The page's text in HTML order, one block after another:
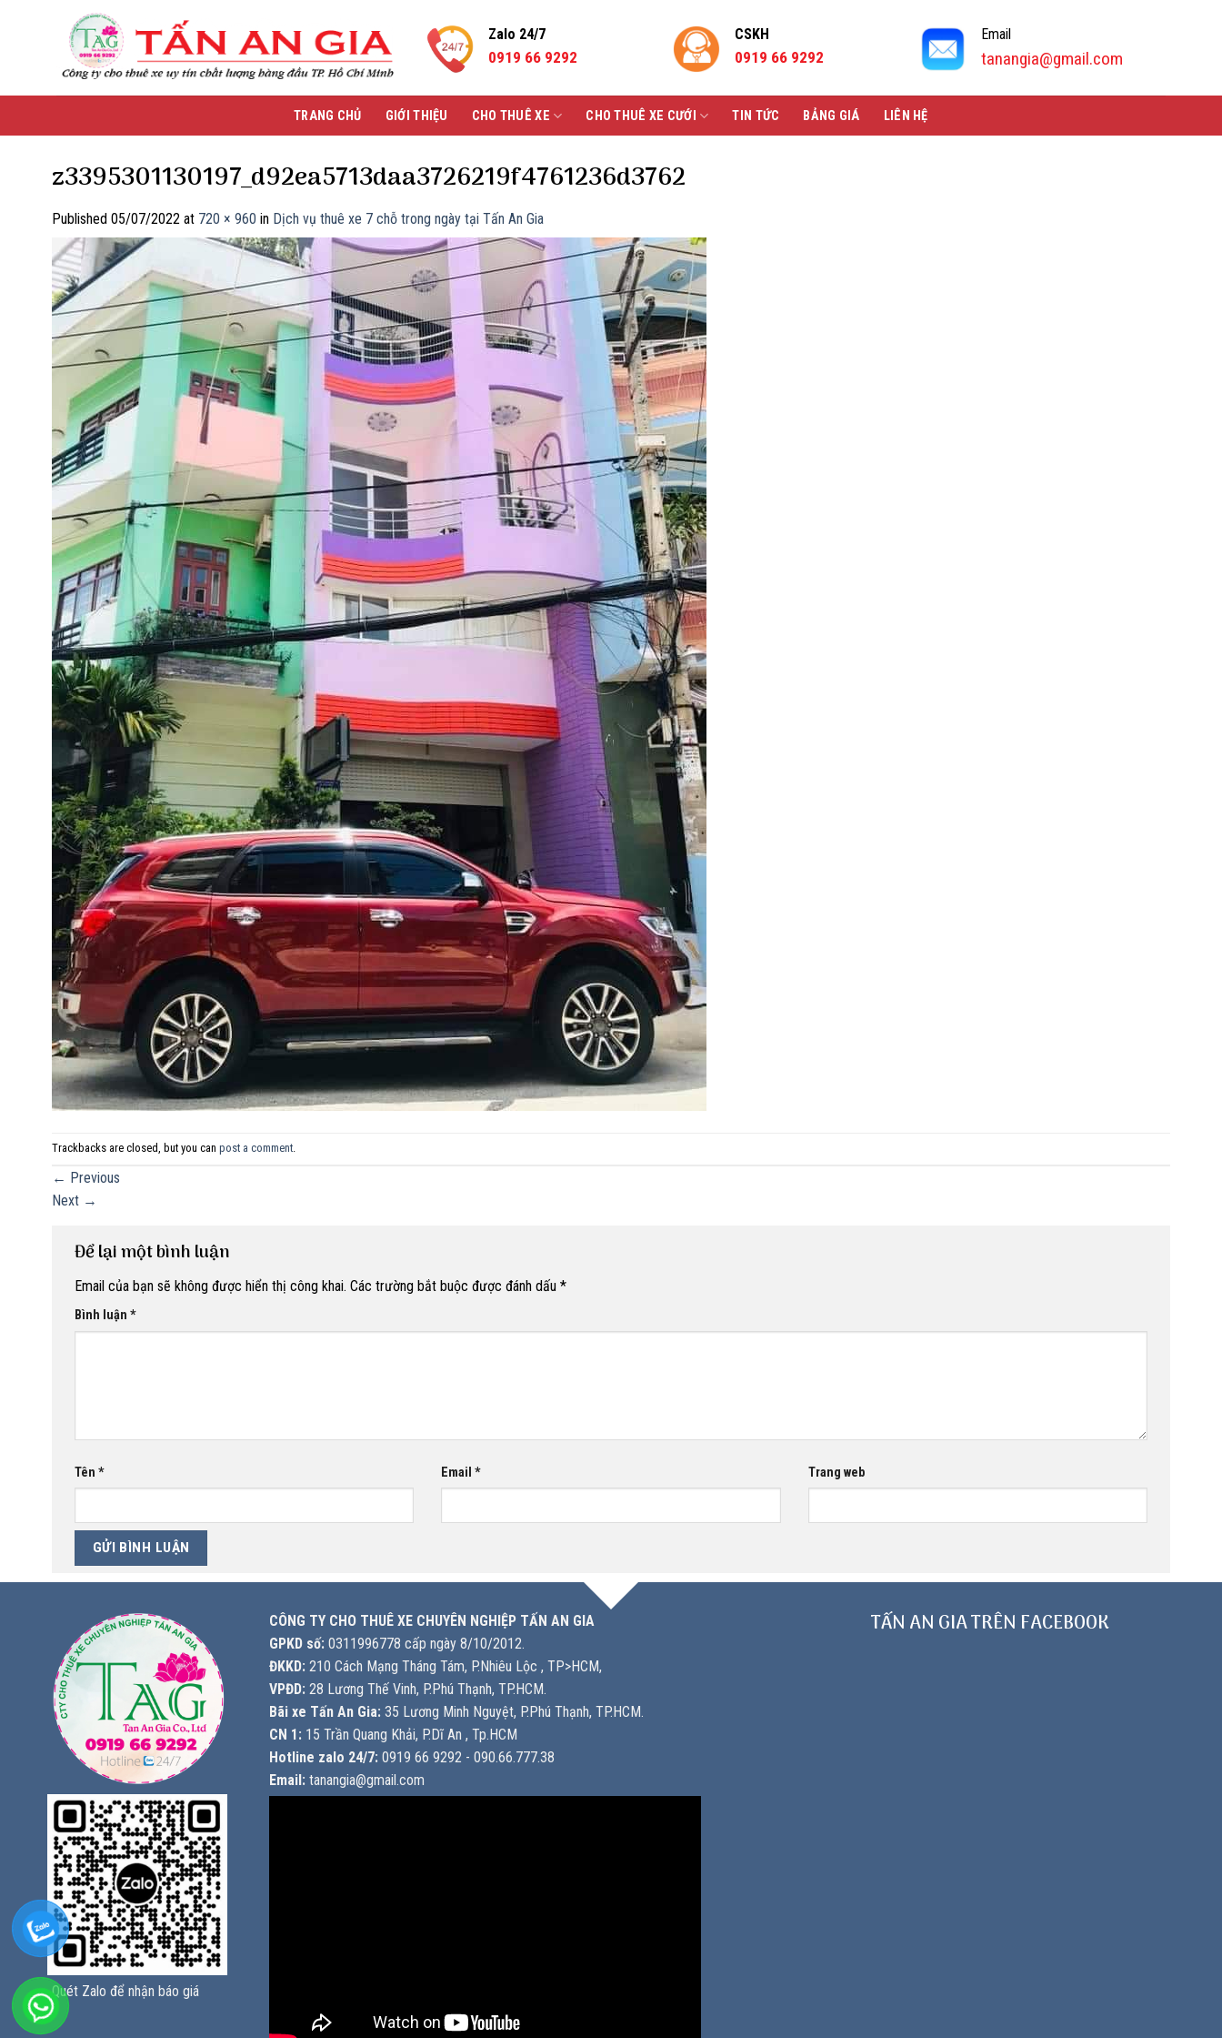
Zalo 24/7
0919 66 9292
CSKH
0919 66 9292
Email
tanangia@gmail.com
TRANG CHỦ GIỚI THIỆU CHO THUÊ XE CHO THUÊ XE CƯỚI TIN TỨC BẢNG GIÁ LIÊN HỆ
z3395301130197_d92ea5713daa3726219f4761236d3762
Published 05/07/2022 at 720 × 960 in Dịch vụ thuê xe 7 chỗ trong ngày tại Tấn An Gia
Trackbacks are closed, but you can post a comment
← Previous
Next →
Để lại một bình luận
Email của bạn sẽ không được hiển thị công khai. Các trường bắt buộc được đánh dấu *
Bình luận *
Tên * Email* Trang web
Quét Zalo để nhận báo giá
CÔNG TY CHO THUÊ XE CHUYÊN NGHIỆP TẤN AN GIA
GPKD số: 0311996778 cấp ngày 8/10/2012.
ĐKKD: 210 Cách Mạng Tháng Tám, P.Nhiêu Lộc , TP>HCM,
VPĐD: 28 Lương Thế Vinh, P.Phú Thạnh, TP.HCM.
Bãi xe Tấn An Gia: 35 Lương Minh Nguyệt, P.Phú Thạnh, TP.HCM.
CN 1: 15 Trần Quang Khải, P.Dĩ An , Tp.HCM
Hotline zalo 24/7: 0919 66 9292 - 090.66.777.38
Email: tanangia@gmail.com
TẤN AN GIA TRÊN FACEBOOK